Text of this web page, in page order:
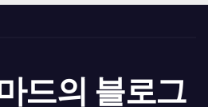
드의 블로그